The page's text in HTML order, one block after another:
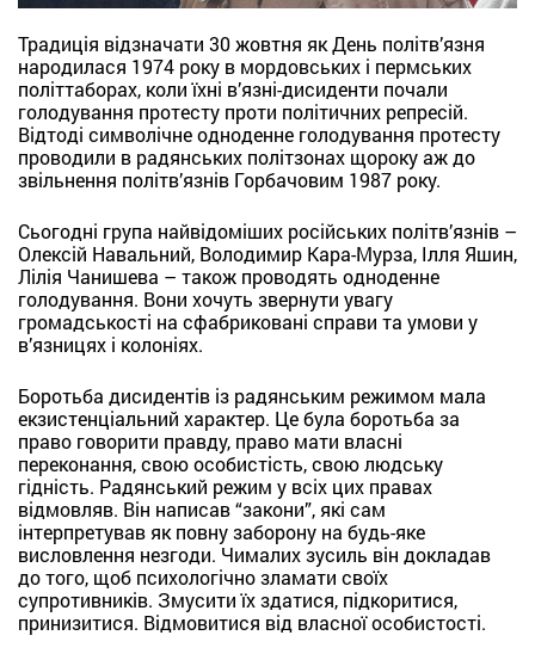
Традиція відзначати 30 жовтня як День політв’язня
народилася 1974 року в мордовських і пермських
політтаборах, коли їхні в’язні-дисиденти почали
голодування протесту проти політичних репресій.
Відтоді символічне одноденне голодування протесту
проводили в радянських політзонах щороку аж до
звільнення політв’язнів Горбачовим 1987 року.
Сьогодні група найвідоміших російських політв’язнів –
Олексій Навальний, Володимир Кара-Мурза, Ілля Яшин,
Лілія Чанишева – також проводять одноденне
голодування. Вони хочуть звернути увагу
громадськості на сфабриковані справи та умови у
в’язницях і колоніях.
Боротьба дисидентів із радянським режимом мала
екзистенціальний характер. Це була боротьба за
право говорити правду, право мати власні
переконання, свою особистість, свою людську
гідність. Радянський режим у всіх цих правах
відмовляв. Він написав “закони”, які сам
інтерпретував як повну заборону на будь-яке
висловлення незгоди. Чималих зусиль він докладав
до того, щоб психологічно зламати своїх
супротивників. Змусити їх здатися, підкоритися,
принизитися. Відмовитися від власної особистості.